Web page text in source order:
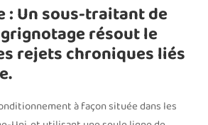
: Un sous-traitant de
résout le
rejets chroniques liés
à façon située dans les